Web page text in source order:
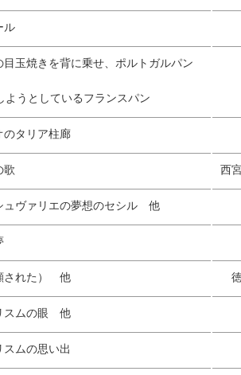
ル
目玉焼きを背に乗せ、ポルトガルパン
うとしているフランスパン
のタリア柱廊
歌 西
ュヴァリエの夢想のセシル 他
された） 他
スムの眼 他
スムの思い出